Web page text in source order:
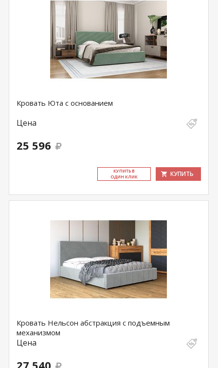
Кровать Юта с основанием
Цена
25 596
КУ­ПИТЬ В
ОДИН КЛИК
КУПИТЬ
Кровать Нельсон абстракция с подъемным
механизмом
Цена
27 540